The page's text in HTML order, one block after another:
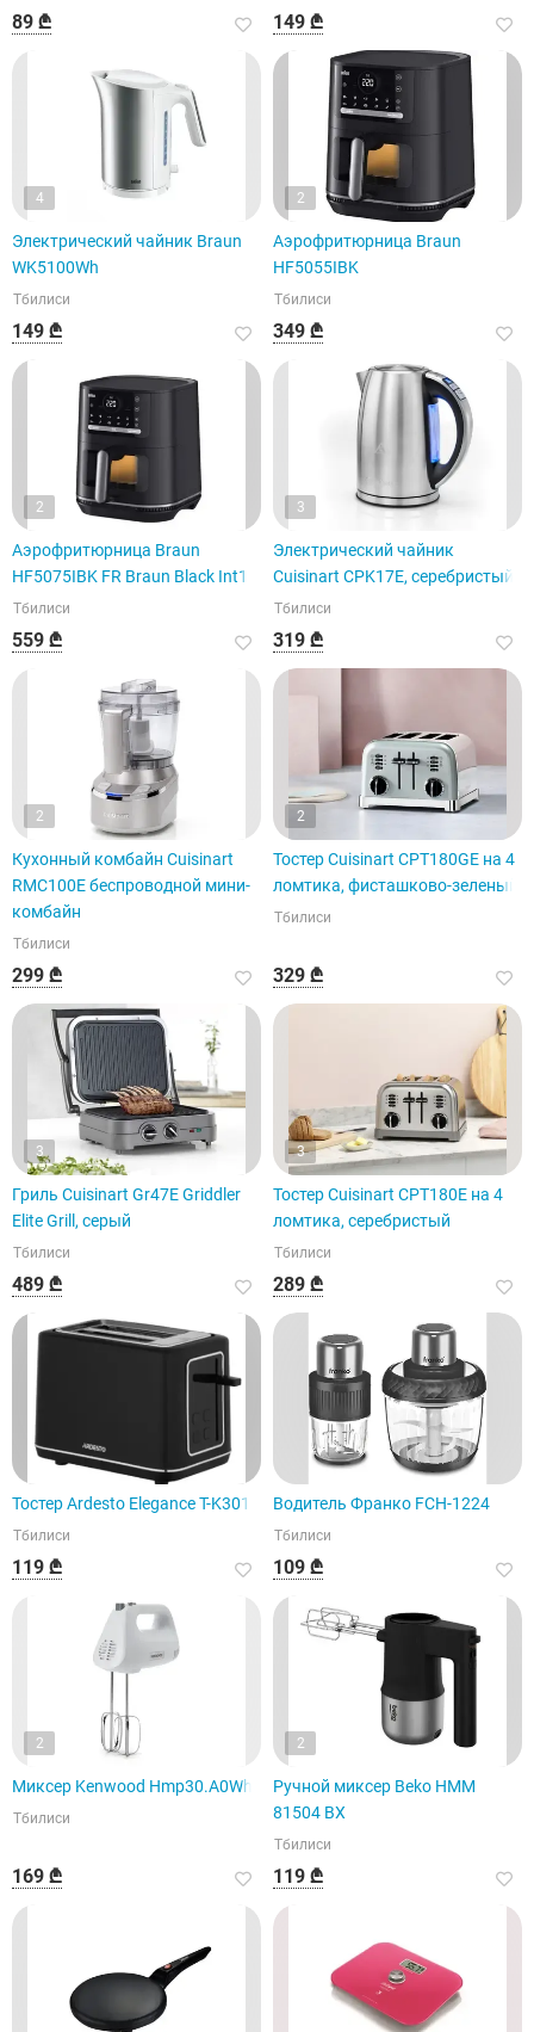
89 ₾ 149 ₾
4
Электрический чайник Braun
WK5100Wh
Тбилиси
149 ₾
2
Аэрофритюрница Braun
HF5055IBK
Тбилиси
349 ₾
2
Аэрофритюрница Braun
HF5075IBK FR Braun Black Int1
Тбилиси
559 ₾
3
Электрический чайник
Cuisinart CPK17E, серебристый.
Тбилиси
319 ₾
2
Кухонный комбайн Cuisinart
RMC100E беспроводной мини-
комбайн
Тбилиси
299 ₾
2
Тостер Cuisinart CPT180GE на 4
ломтика, фисташково-зеленый
Тбилиси
329 ₾
3
Гриль Cuisinart Gr47E Griddler
Elite Grill, серый
Тбилиси
489 ₾
3
Тостер Cuisinart CPT180E на 4
ломтика, серебристый
Тбилиси
289 ₾
Тостер Ardesto Elegance T-K301E
Тбилиси
119 ₾
Водитель Франко FCH-1224
Тбилиси
109 ₾
2
Миксер Kenwood Hmp30.A0Wh
Тбилиси
169 ₾
2
Ручной миксер Beko HMM
81504 BX
Тбилиси
119 ₾